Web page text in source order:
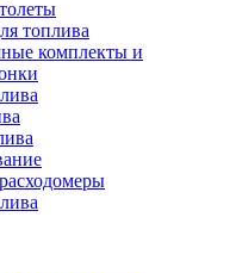
топлива
комплекты и